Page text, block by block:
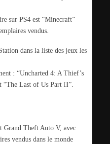
sur PS4 est “Minecraft”
vendus.
dans la liste des jeux les
: “Uncharted 4: A Thief’s
“The Last of Us Part II”.
Grand Theft Auto V, avec
vendus dans le monde